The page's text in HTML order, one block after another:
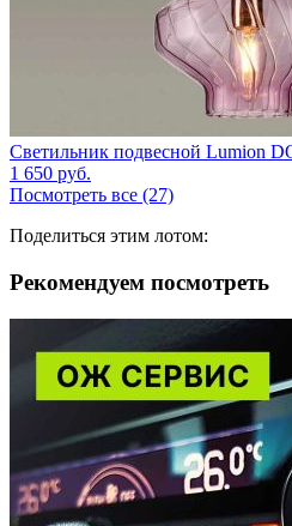
Светильник подвесной Lumion
1 650 руб.
Посмотреть все (27)
Поделиться этим лотом:
Рекомендуем посмотреть